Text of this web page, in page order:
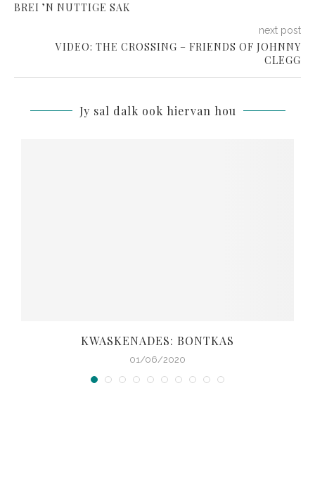
BREI ’N NUTTIGE SAK
next post
VIDEO: THE CROSSING – FRIENDS OF JOHNNY
CLEGG
Jy sal dalk ook hiervan hou
KWASKENADES: BONTKAS
01/06/2020